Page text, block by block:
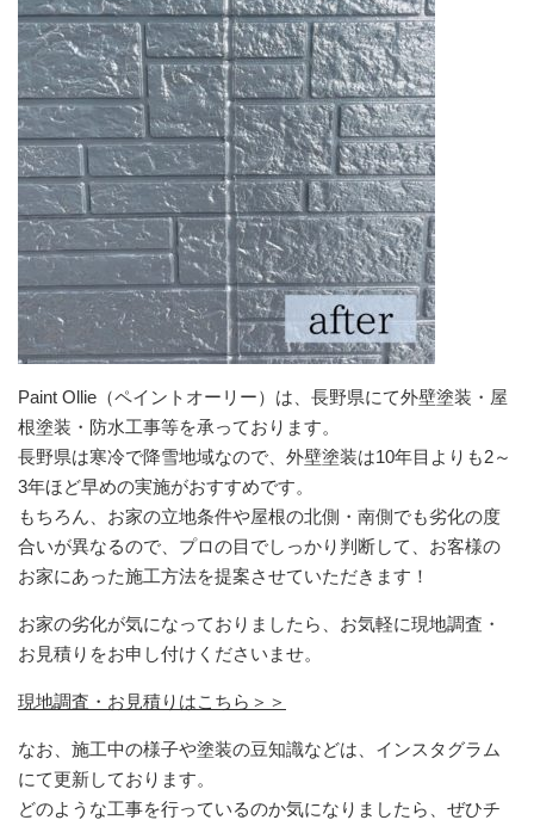
Paint Ollie（ペイントオーリー）は、長野県にて外壁塗装・屋
根塗装・防水工事等を承っております。
長野県は寒冷で降雪地域なので、外壁塗装は10年目よりも2～
3年ほど早めの実施がおすすめです。
もちろん、お家の立地条件や屋根の北側・南側でも劣化の度
合いが異なるので、プロの目でしっかり判断して、お客様の
お家にあった施工方法を提案させていただきます！
お家の劣化が気になっておりましたら、お気軽に現地調査・
お見積りをお申し付けくださいませ。
現地調査・お見積りはこちら＞＞
なお、施工中の様子や塗装の豆知識などは、インスタグラム
にて更新しております。
どのような工事を行っているのか気になりましたら、ぜひチ